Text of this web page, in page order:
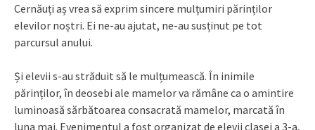
Cernăuți aș vrea să exprim sincere mulțumiri părinților
elevilor noștri. Ei ne-au ajutat, ne-au susținut pe tot
parcursul anului.
Și elevii s-au străduit să le mulțumească. În inimile
părinților, în deosebi ale mamelor va rămâne ca o amintire
luminoasă sărbătoarea consacrată mamelor, marcată în
luna mai. Evenimentul a fost organizat de elevii clasei a 3-a,